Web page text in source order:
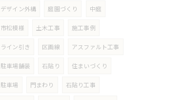
デザイン外構 庭園づくり 中庭
市松模様 土木工事 施工事例
ライン引き 区画線 アスファルト工事
駐車場舗装 石貼り 住まいづくり
駐車場 門まわり 石貼り工事